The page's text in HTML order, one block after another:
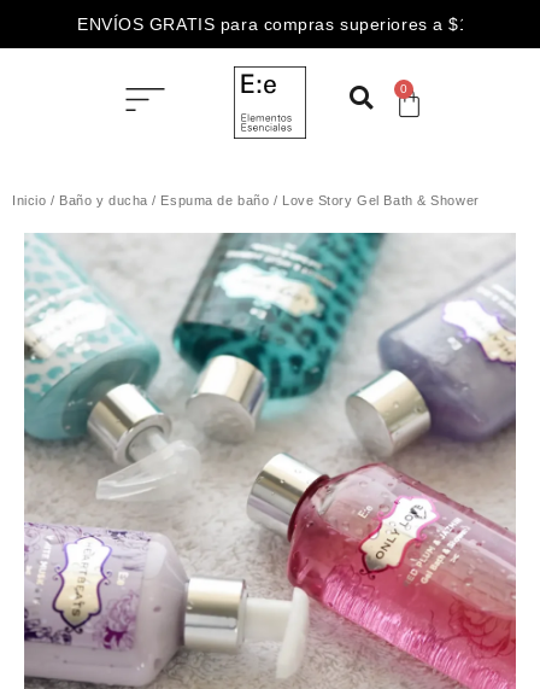
ENVÍOS GRATIS para compras superiores a $100.000
0
Inicio / Baño y ducha / Espuma de baño / Love Story Gel Bath & Shower